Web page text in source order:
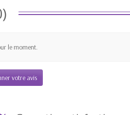
le moment.
votre avis